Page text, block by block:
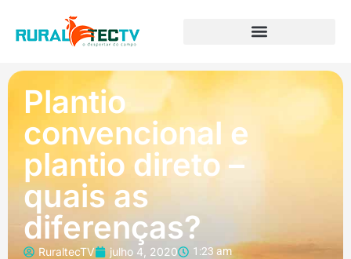
Plantio
convencional e
plantio direto –
quais as
diferenças?
RuraltecTV julho 4, 2020 1:23 am